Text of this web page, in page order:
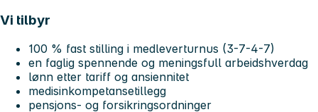
Vi tilbyr
100 % fast stilling i medleverturnus (3-7-4-7)
en faglig spennende og meningsfull arbeidshverdag
lønn etter tariff og ansiennitet
medisinkompetansetillegg
pensjons- og forsikringsordninger